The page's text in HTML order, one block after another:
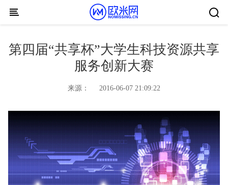
Skip to content
第四届“共享杯”大学生科技资源共享
服务创新大赛
来源： 2016-06-07 21:09:22